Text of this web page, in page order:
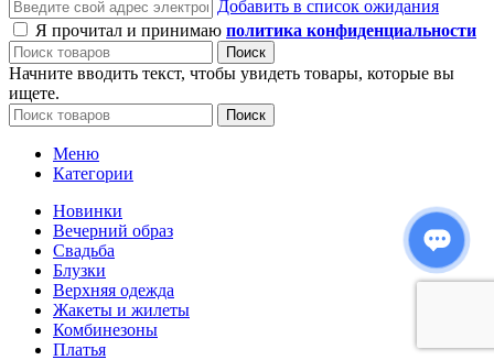
Добавить в список ожидания
Я прочитал и принимаю политика конфиденциальности
Поиск
Начните вводить текст, чтобы увидеть товары, которые вы
ищете.
Поиск
Меню
Категории
Новинки
Вечерний образ
Свадьба
Блузки
Верхняя одежда
Жакеты и жилеты
Комбинезоны
Платья